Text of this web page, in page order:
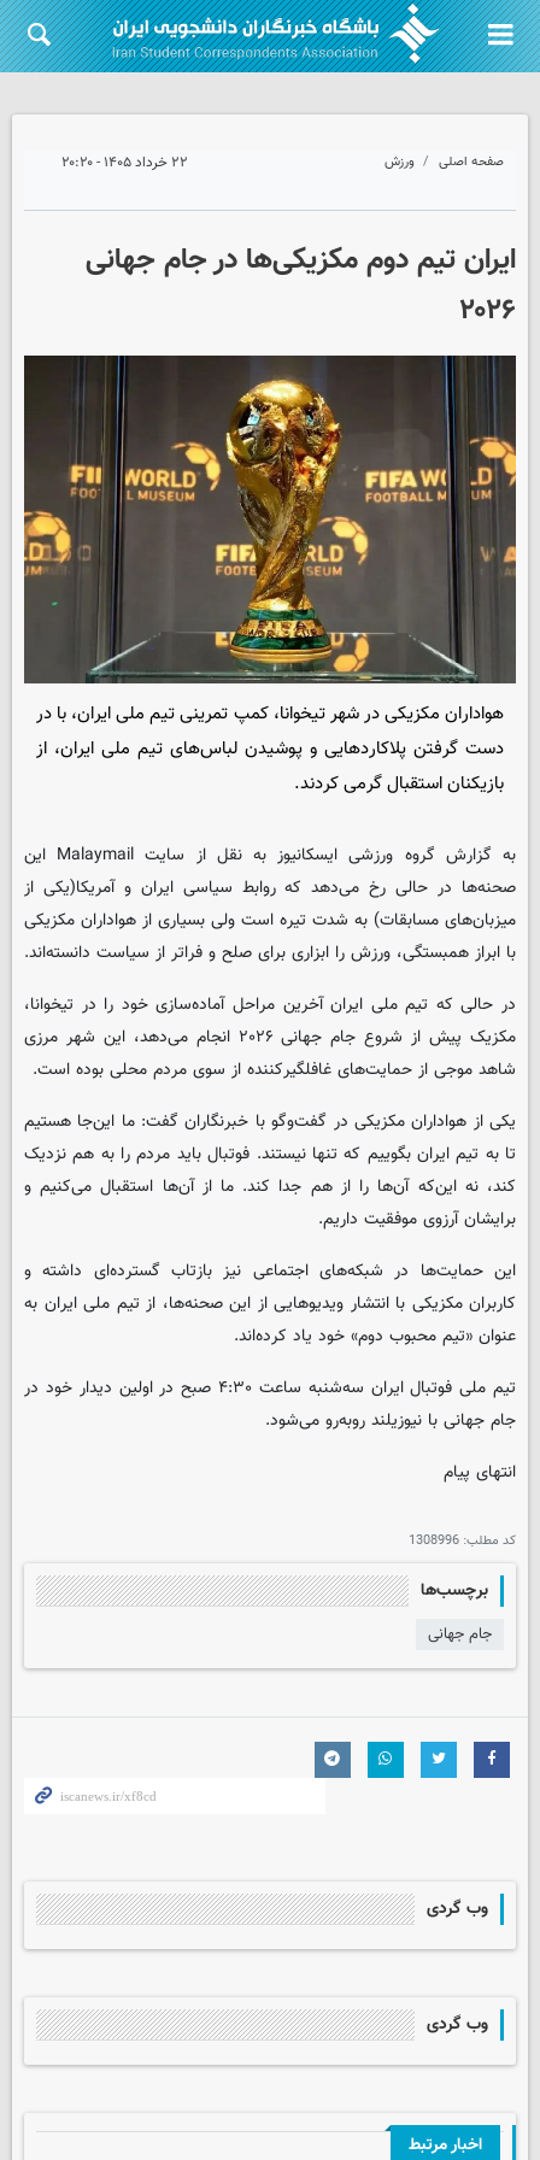
صفحه اصلی ورزش ۲۲ خرداد ۱۴۰۵ - ۲۰:۲۰
ایران تیم دوم مکزیکی‌ها در جام جهانی
۲۰۲۶
هواداران مکزیکی در شهر تیخوانا، کمپ تمرینی تیم ملی ایران، با در
دست گرفتن پلاکاردهایی و پوشیدن لباس‌های تیم ملی ایران، از
بازیکنان استقبال گرمی کردند.
به گزارش گروه ورزشی ایسکانیوز به نقل از سایت Malaymail این
صحنه‌ها در حالی رخ می‌دهد که روابط سیاسی ایران و آمریکا(یکی از
میزبان‌های مسابقات) به شدت تیره است ولی بسیاری از هواداران مکزیکی
با ابراز همبستگی، ورزش را ابزاری برای صلح و فراتر از سیاست دانسته‌اند.
در حالی که تیم ملی ایران آخرین مراحل آماده‌سازی‌ خود را در تیخوانا،
مکزیک پیش از شروع جام جهانی ۲۰۲۶ انجام می‌دهد، این شهر مرزی
شاهد موجی از حمایت‌های غافلگیرکننده از سوی مردم محلی بوده است.
یکی از هواداران مکزیکی در گفت‌وگو با خبرنگاران گفت: ما این‌جا هستیم
تا به تیم ایران بگوییم که تنها نیستند. فوتبال باید مردم را به هم نزدیک
کند، نه این‌که آن‌ها را از هم جدا کند. ما از آن‌ها استقبال می‌کنیم و
برایشان آرزوی موفقیت داریم.
این حمایت‌ها در شبکه‌های اجتماعی نیز بازتاب گسترده‌ای داشته و
کاربران مکزیکی با انتشار ویدیوهایی از این صحنه‌ها، از تیم ملی ایران به
عنوان «تیم محبوب دوم» خود یاد کرده‌اند.
تیم ملی فوتبال ایران سه‌شنبه ساعت ۴:۳۰ صبح در اولین دیدار خود در
جام جهانی با نیوزیلند روبه‌رو می‌شود.
انتهای پیام
کد مطلب: 1308996
برچسب‌ها
جام جهانی
وب گردی
وب گردی
اخبار مرتبط